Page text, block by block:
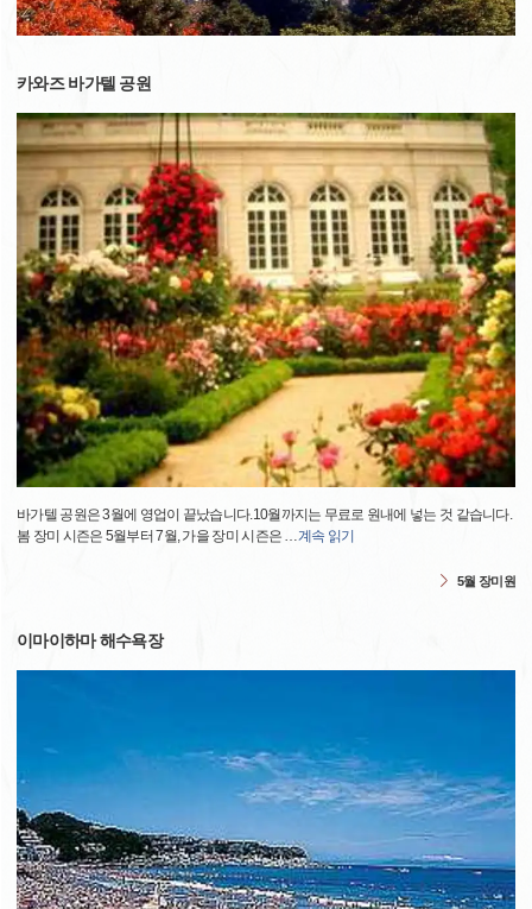
카와즈 바가텔 공원
바가텔 공원은 3월에 영업이 끝났습니다.10월까지는 무료로 원내에 넣는 것 같습니다.
봄 장미 시즌은 5월부터 7월, 가을 장미 시즌은 …계속 읽기
5월 장미원
이마이하마 해수욕장